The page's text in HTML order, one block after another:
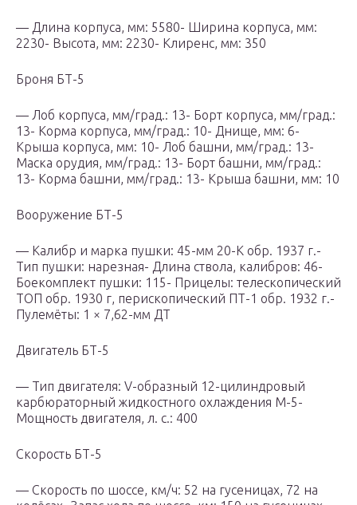
— Длина корпуса, мм: 5580- Ширина корпуса, мм:
2230- Высота, мм: 2230- Клиренс, мм: 350
Броня БТ-5
— Лоб корпуса, мм/град.: 13- Борт корпуса, мм/град.:
13- Корма корпуса, мм/град.: 10- Днище, мм: 6-
Крыша корпуса, мм: 10- Лоб башни, мм/град.: 13-
Маска орудия, мм/град.: 13- Борт башни, мм/град.:
13- Корма башни, мм/град.: 13- Крыша башни, мм: 10
Вооружение БТ-5
— Калибр и марка пушки: 45-мм 20-К обр. 1937 г.-
Тип пушки: нарезная- Длина ствола, калибров: 46-
Боекомплект пушки: 115- Прицелы: телескопический
ТОП обр. 1930 г, перископический ПТ-1 обр. 1932 г.-
Пулемёты: 1 × 7,62-мм ДТ
Двигатель БТ-5
— Тип двигателя: V-образный 12-цилиндровый
карбюраторный жидкостного охлаждения М-5-
Мощность двигателя, л. с.: 400
Скорость БТ-5
— Скорость по шоссе, км/ч: 52 на гусеницах, 72 на